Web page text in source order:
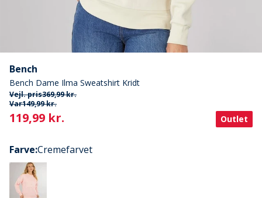
Bench
Bench Dame Ilma Sweatshirt Kridt
Vejl. pris369,99 kr.
Var149,99 kr.
Current
119,99 kr. Outlet
Farve:Cremefarvet